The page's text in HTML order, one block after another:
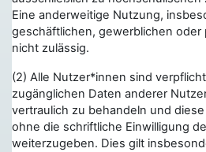
Eine anderweitige Nutzung,
geschäftlichen, gewerblichen oder
nicht zulässig.
(2) Alle Nutzer*innen sind
zugänglichen Daten anderer
vertraulich zu behandeln und
ohne die schriftliche Einwilligung
weiterzugeben. Dies gilt